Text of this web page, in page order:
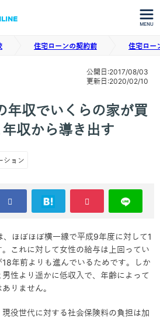
住宅ローンの契約前 住宅ロー
公開日:2017/08/03
更新日:2020/02/10
年収でいくらの家が買
収から導き出す
ション
ほぼほぼ横一線で平成9年度に対して1
これに対して女性の給与は上回ってい
年前よりも進んでいるためです。しか
性より遥かに低収入で、年齢によって
りません。
役世代に対する社会保険料の負担は加